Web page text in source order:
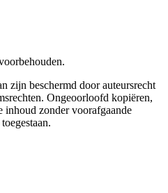
zijn beschermd door auteursrecht
Ongeoorloofd kopiëren,
inhoud zonder voorafgaande